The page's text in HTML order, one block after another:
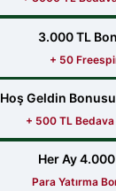
3.000 TL
+ 50
Hoş Geldin
+ 500 TL Bedava
Her Ay
Para Yatırma